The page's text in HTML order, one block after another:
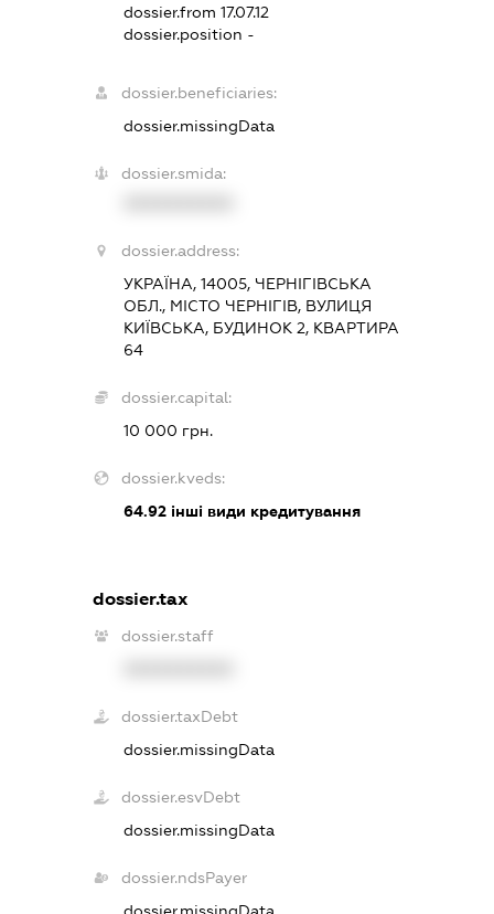
dossier.from 17.07.12
dossier.position -
dossier.beneficiaries:
dossier.missingData
dossier.smida:
dossier.address:
УКРАЇНА, 14005, ЧЕРНІГІВСЬКА
ОБЛ., МІСТО ЧЕРНІГІВ, ВУЛИЦЯ
КИЇВСЬКА, БУДИНОК 2, КВАРТИРА
64
dossier.capital:
10 000 грн.
dossier.kveds:
64.92 інші види кредитування
dossier.tax
dossier.staff
dossier.taxDebt
dossier.missingData
dossier.esvDebt
dossier.missingData
dossier.ndsPayer